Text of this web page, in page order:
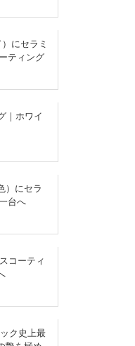
にセラミ
ティング
｜ホワイ
）にセラ
台へ
コーティ
ク史上最